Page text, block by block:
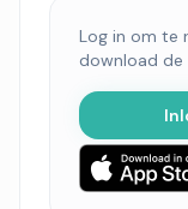
Log in om te
download de